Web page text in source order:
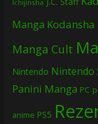
Ichijinsha
Manga Kodansha
Manga Cult
Nintendo Nintendo
Panini Manga PC
anime PS5